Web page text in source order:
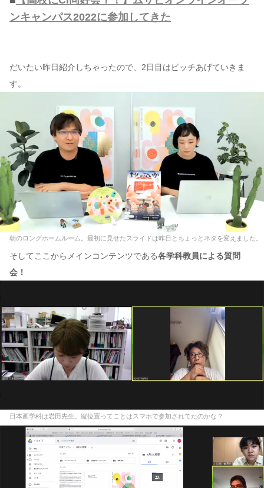
ンキャンパス2022に参加してきた
だいたい昨日紹介しちゃったので、2日目はピッチあげていきま
す。
朝のロングホームルーム。最初に見せたスライドは昨日とちょっとネタを変えました。
そしてここからメインコンテンツである各学科教員による質問
会！
日本画学科は岩田先生。縦位置ってことはスマホで参加されてたのかな？